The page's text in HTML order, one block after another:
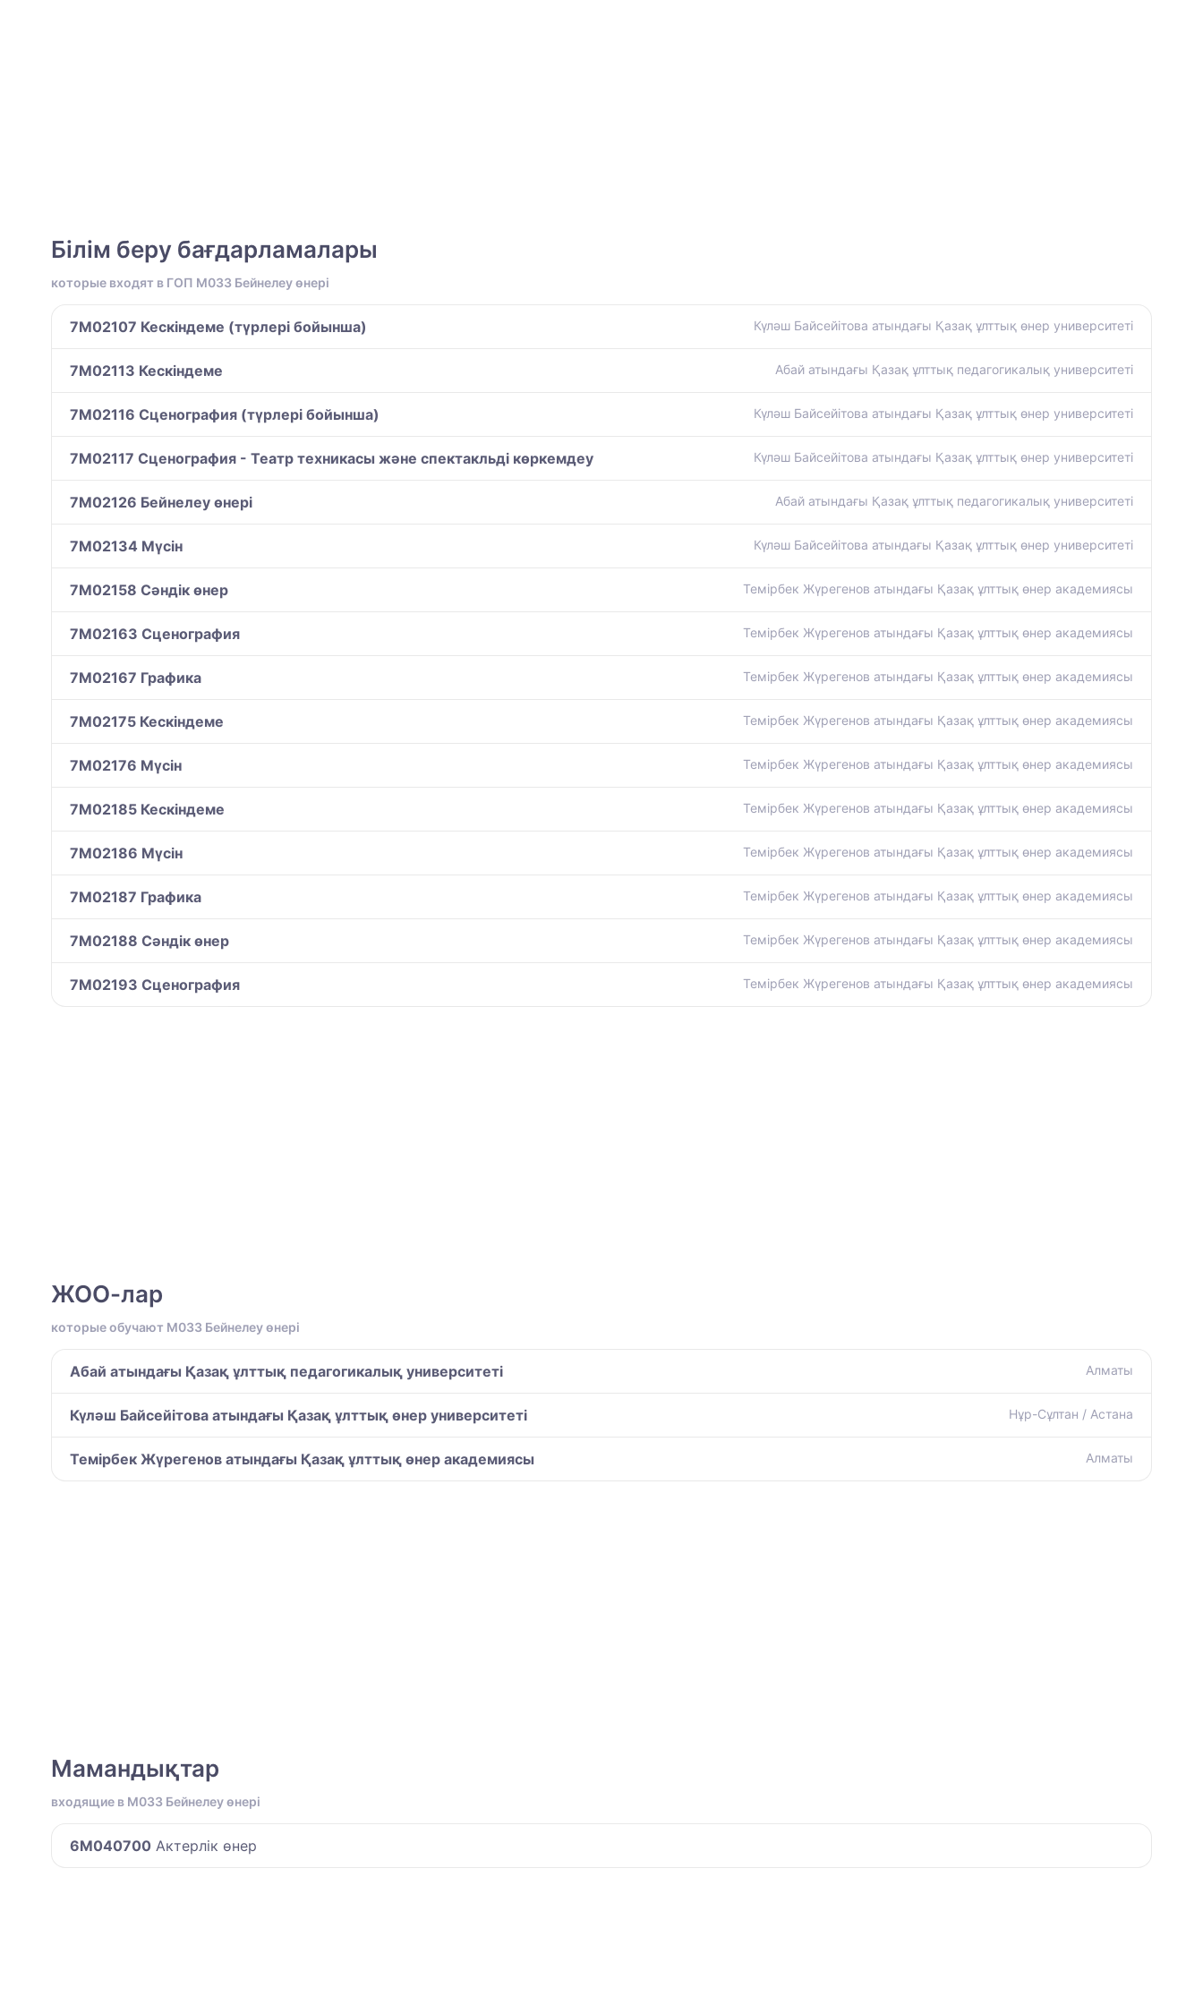
Білім беру бағдарламалары
которые входят в ГОП M033 Бейнелеу өнері
7M02107 Кескіндеме (түрлері бойынша) Күләш Байсейітова атындағы Қазақ ұлттық өнер университеті
7M02113 Кескіндеме Абай атындағы Қазақ ұлттық педагогикалық университеті
7M02116 Сценография (түрлері бойынша) Күләш Байсейітова атындағы Қазақ ұлттық өнер университеті
7M02117 Сценография - Театр техникасы және спектакльді көркемдеу Күләш Байсейітова атындағы Қазақ ұлттық өнер университеті
7M02126 Бейнелеу өнері Абай атындағы Қазақ ұлттық педагогикалық университеті
7M02134 Мүсін Күләш Байсейітова атындағы Қазақ ұлттық өнер университеті
7M02158 Сәндік өнер Темірбек Жүрегенов атындағы Қазақ ұлттық өнер академиясы
7M02163 Сценография Темірбек Жүрегенов атындағы Қазақ ұлттық өнер академиясы
7M02167 Графика Темірбек Жүрегенов атындағы Қазақ ұлттық өнер академиясы
7M02175 Кескіндеме Темірбек Жүрегенов атындағы Қазақ ұлттық өнер академиясы
7M02176 Мүсін Темірбек Жүрегенов атындағы Қазақ ұлттық өнер академиясы
7M02185 Кескіндеме Темірбек Жүрегенов атындағы Қазақ ұлттық өнер академиясы
7M02186 Мүсін Темірбек Жүрегенов атындағы Қазақ ұлттық өнер академиясы
7M02187 Графика Темірбек Жүрегенов атындағы Қазақ ұлттық өнер академиясы
7M02188 Сәндік өнер Темірбек Жүрегенов атындағы Қазақ ұлттық өнер академиясы
7M02193 Сценография Темірбек Жүрегенов атындағы Қазақ ұлттық өнер академиясы
ЖОО-лар
которые обучают M033 Бейнелеу өнері
Абай атындағы Қазақ ұлттық педагогикалық университеті Алматы
Күләш Байсейітова атындағы Қазақ ұлттық өнер университеті Нұр-Сұлтан / Астана
Темірбек Жүрегенов атындағы Қазақ ұлттық өнер академиясы Алматы
Мамандықтар
входящие в M033 Бейнелеу өнері
6M040700 Актерлік өнер